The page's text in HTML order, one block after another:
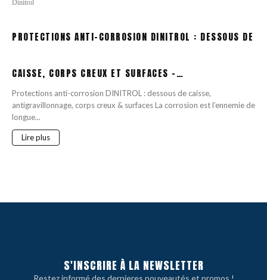
Dinitrol
PROTECTIONS ANTI-CORROSION DINITROL : DESSOUS DE
CAISSE, CORPS CREUX ET SURFACES –…
Protections anti-corrosion DINITROL : dessous de caisse,
antigravillonnage, corps creux & surfaces La corrosion est l’ennemie de
longue...
Lire plus
S'INSCRIRE À LA NEWSLETTER